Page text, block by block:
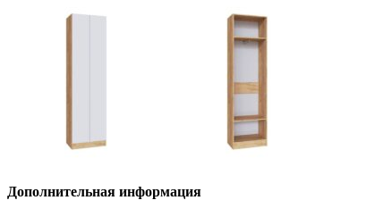
Дополнительная информация